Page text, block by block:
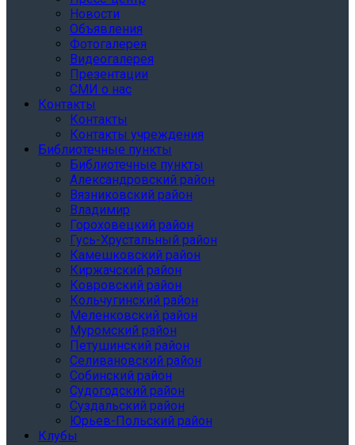
Новости
Объявления
Фотогалерея
Видеогалерея
Презентации
СМИ о нас
Контакты
Контакты
Контакты учреждения
Библиотечные пункты
Библиотечные пункты
Александровский район
Вязниковский район
Владимир
Гороховецкий район
Гусь-Хрустальный район
Камешковский район
Киржачский район
Ковровский район
Кольчугинский район
Меленковский район
Муромский район
Петушинский район
Селивановский район
Собинский район
Судогодский район
Суздальский район
Юрьев-Польский район
Клубы